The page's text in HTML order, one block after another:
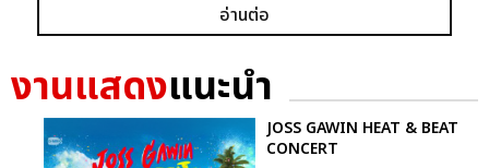
อ่านต่อ
งานแสดงแนะนำ
JOSS GAWIN HEAT & BEAT
CONCERT